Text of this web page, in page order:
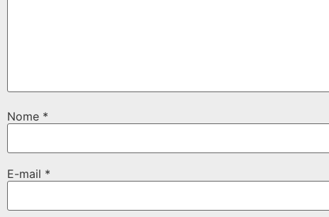
Nome *
E-mail *